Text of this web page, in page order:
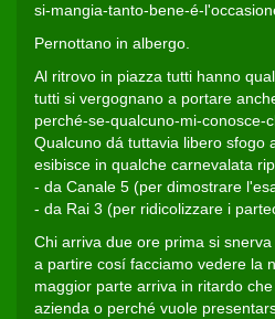
si-mangia-tanto-bene-é-
Pernottano in albergo.
Al ritrovo in piazza tutti hanno
tutti si vergognano a portare
perché-se-qualcuno-mi-conosce-
Qualcuno dá tuttavia libero sfogo
esibisce in qualche carnevalata
- da Canale 5 (per dimostrare
- da Rai 3 (per ridicolizzare i
Chi arriva due ore prima si
a partire cosí facciamo vedere la
maggior parte arriva in ritardo
azienda o perché vuole